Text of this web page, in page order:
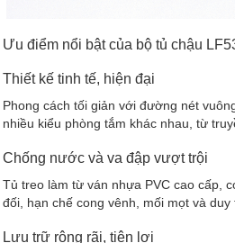
Ưu điểm nổi bật của bộ tủ chậu
Thiết kế tinh tế, hiện đại
Phong cách tối giản với đường nét
nhiều kiểu phòng tắm khác nhau, từ
Chống nước và va đập vượt trội
Tủ treo làm từ ván nhựa PVC cao cấp,
đối, hạn chế cong vênh, mối mọt và duy
Lưu trữ rộng rãi, tiện lợi